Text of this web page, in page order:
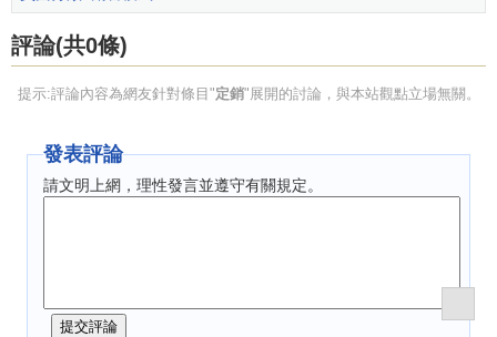
評論(共0條)
提示:評論內容為網友針對條目"定銷"展開的討論，與本站觀點立場無關。
發表評論
請文明上網，理性發言並遵守有關規定。